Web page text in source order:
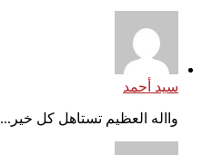
سيد أحمد
وااله العظيم تستاهل كل خير...